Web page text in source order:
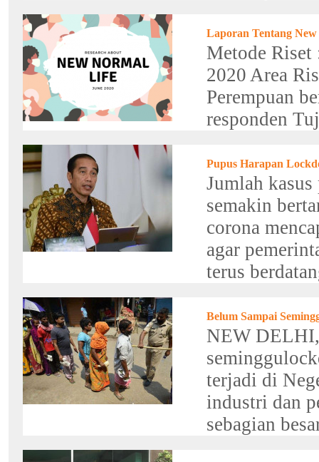
Laporan Tentang
Metode Riset
2020 Area
Perempuan
responden
Pupus Harapan
Jumlah
semakin
corona
agar
terus
Belum Sampai
NEW
terjadi di
industri dan
sebagian